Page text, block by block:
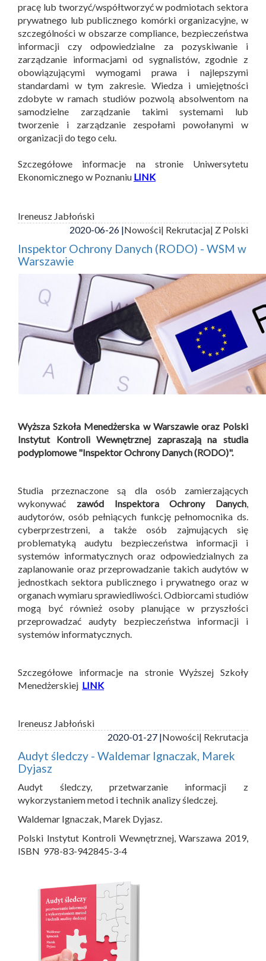
pracę lub tworzyć/współtworzyć w podmiotach sektora
prywatnego lub publicznego komórki organizacyjne, w
szczególności w obszarze compliance, bezpieczeństwa
informacji czy odpowiedzialne za pozyskiwanie i
zarządzanie informacjami od sygnalistów, zgodnie z
obowiązującymi wymogami prawa i najlepszymi
standardami w tym zakresie. Wiedza i umiejętności
zdobyte w ramach studiów pozwolą absolwentom na
samodzielne zarządzanie takimi systemami lub
tworzenie i zarządzanie zespołami powołanymi w
organizacji do tego celu.
Szczegółowe informacje na stronie Uniwersytetu
Ekonomicznego w Poznaniu LINK
Ireneusz Jabłoński
2020-06-26 |Nowości| Rekrutacja| Z Polski
Inspektor Ochrony Danych (RODO) - WSM w
Warszawie
Wyższa Szkoła Menedżerska w Warszawie oraz Polski
Instytut Kontroli Wewnętrznej zapraszają na studia
podyplomowe "Inspektor Ochrony Danych (RODO)".
Studia przeznaczone są dla osób zamierzających
wykonywać zawód Inspektora Ochrony Danych
audytorów, osób pełniących funkcję pełnomocnika ds.
cyberprzestrzeni, a także osób zajmujących się
problematyką audytu bezpieczeństwa informacji i
systemów informatycznych oraz odpowiedzialnych za
zaplanowanie oraz przeprowadzanie takich audytów w
jednostkach sektora publicznego i prywatnego oraz w
organach wymiaru sprawiedliwości. Odbiorcami studiów
mogą być również osoby planujące w przyszłości
przeprowadzać audyty bezpieczeństwa informacji i
systemów informatycznych.
Szczegółowe informacje na stronie Wyższej Szkoły
Menedżerskiej LINK
Ireneusz Jabłoński
2020-01-27 |Nowości| Rekrutacja
Audyt śledczy - Waldemar Ignaczak, Marek
Dyjasz
Audyt śledczy, przetwarzanie informacji z
wykorzystaniem metod i technik analizy śledczej.
Waldemar Ignaczak, Marek Dyjasz.
Polski Instytut Kontroli Wewnętrznej, Warszawa 2019,
ISBN 978-83-942845-3-4